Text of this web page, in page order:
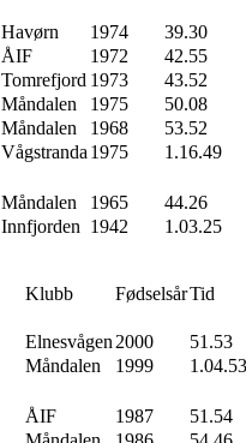
Havørn 1974
39.30
ÅIF 1972
42.55
Tomrefjord 1973
43.52
Måndalen 1975
50.08
Måndalen 1968
53.52
Vågstranda 1975
1.16.49
Måndalen 1965
44.26
Innfjorden 1942 1.03.25
Klubb FødselsårTid
Elnesvågen 2000
51.53
Måndalen 1999
1.04.53
ÅIF 1987
51.54